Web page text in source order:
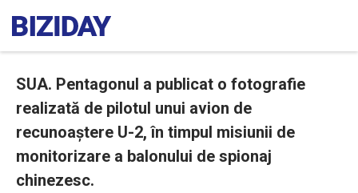
SUA. Pentagonul a publicat o fotografie
realizată de pilotul unui avion de
recunoaștere U-2, în timpul misiunii de
monitorizare a balonului de spionaj
chinezesc.